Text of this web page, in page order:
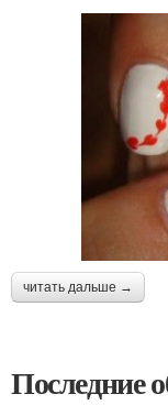
читать дальше →
Последние